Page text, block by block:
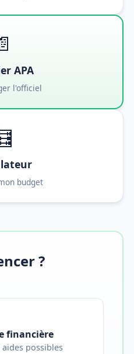
APA
l'officiel
budget
?
financière
possibles